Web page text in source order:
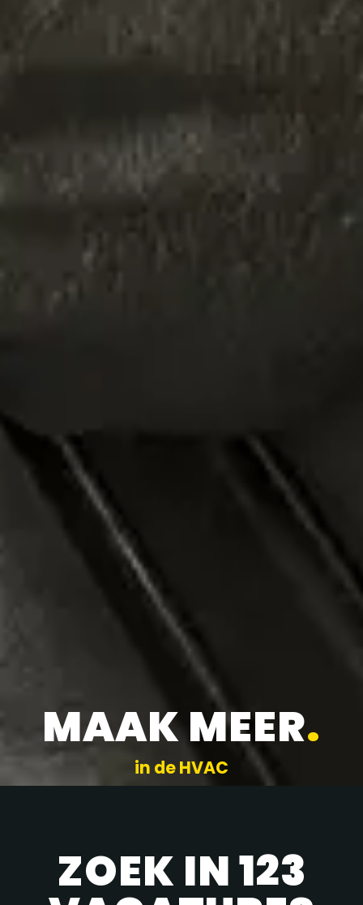
MAAK MEER.
in de HVAC
ZOEK IN 123